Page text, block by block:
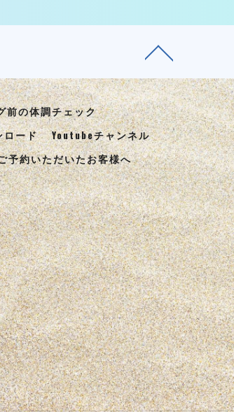
前の体調チェック
ロード
Youtubeチャンネル
予約いただいたお客様へ